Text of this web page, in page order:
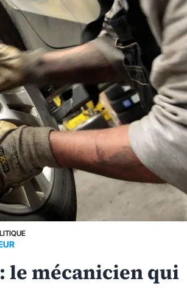
le mécanicien qui